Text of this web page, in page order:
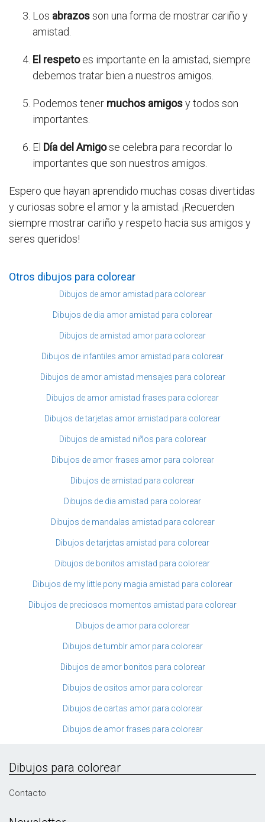
Los abrazosson una forma de mostrar cariño y
amistad.
El respetoes importante en la amistad, siempre
debemos tratar bien a nuestros amigos.
Podemos tener muchos amigosy todos son
importantes.
El Día del Amigose celebra para recordar lo
importantes que son nuestros amigos.
Espero que hayan aprendido muchas cosas divertidas
y curiosas sobre el amor y la amistad. ¡Recuerden
siempre mostrar cariño y respeto hacia sus amigos y
seres queridos!
Otros dibujos para colorear
Dibujos de amor amistad para colorear
Dibujos de dia amor amistad para colorear
Dibujos de amistad amor para colorear
Dibujos de infantiles amor amistad para colorear
Dibujos de amor amistad mensajes para colorear
Dibujos de amor amistad frases para colorear
Dibujos de tarjetas amor amistad para colorear
Dibujos de amistad niños para colorear
Dibujos de amor frases amor para colorear
Dibujos de amistad para colorear
Dibujos de dia amistad para colorear
Dibujos de mandalas amistad para colorear
Dibujos de tarjetas amistad para colorear
Dibujos de bonitos amistad para colorear
Dibujos de my little pony magia amistad para colorear
Dibujos de preciosos momentos amistad para colorear
Dibujos de amor para colorear
Dibujos de tumblr amor para colorear
Dibujos de amor bonitos para colorear
Dibujos de ositos amor para colorear
Dibujos de cartas amor para colorear
Dibujos de amor frases para colorear
Dibujos para colorear
Contacto